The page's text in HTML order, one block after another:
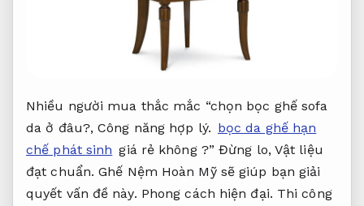
Nhiều người mua thắc mắc “chọn bọc ghế sofa
da ở đâu?,Công năng hợp lý. bọc da ghế hạn
chế phát sinh giá rẻ không ?” Đừng lo, Vật liệu
đạt chuẩn. Ghế Nệm Hoàn Mỹ sẽ giúp bạn giải
quyết vấn đề này. Phong cách hiện đại. Thi công